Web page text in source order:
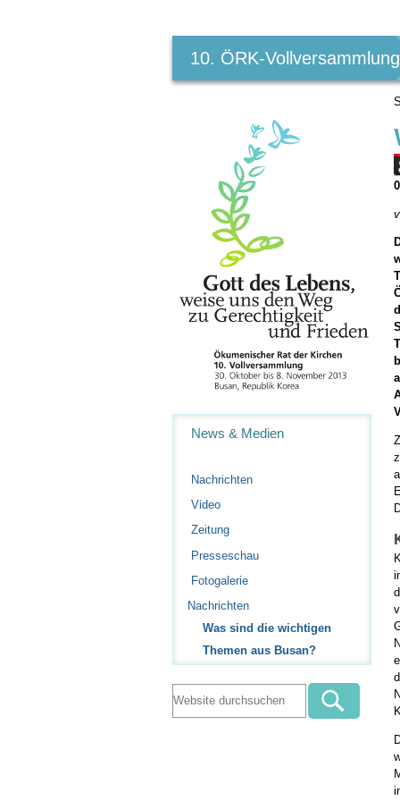
10. ÖRK-Vollversammlung
News & Medien
Nachrichten
Video
Zeitung
Presseschau
Fotogalerie
Nachrichten
Was sind die wichtigen
Themen aus Busan?